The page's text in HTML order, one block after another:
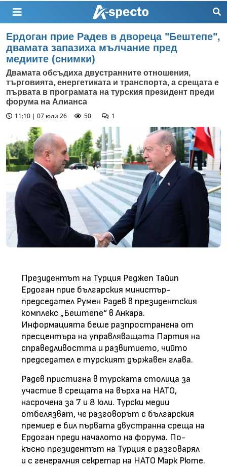
Ердоган прие Радев в двореца "Бештепе",
двамата запазиха мълчание пред
медиите (снимки)
Двамата обсъдиха двустранните отношения,
търговията, енергетиката и транспорта, а срещата е
първата в програмата на турския президент преди
форума на Алианса
11:10 | 07 юли 26
50 1
Президентът на Турция Реджеп Тайип
Ердоган прие българския министър-
председател Румен Радев в президентския
комплекс „Бештепе“ в Анкара.
Информацията беше разпространена от
пресцентъра на управляващата Партия на
справедливостта и развитието, чийто
председател е турският държавен глава.
Радев пристигна в турската столица за
участие в срещата на върха на НАТО,
насрочена за 7 и 8 юли. Турски медии
отбелязват, че разговорът с българския
премиер е бил първата двустранна среща на
Ердоган преди началото на форума. По-
късно президентът на Турция е разговарял
и с генералния секретар на НАТО Марк Рюте.